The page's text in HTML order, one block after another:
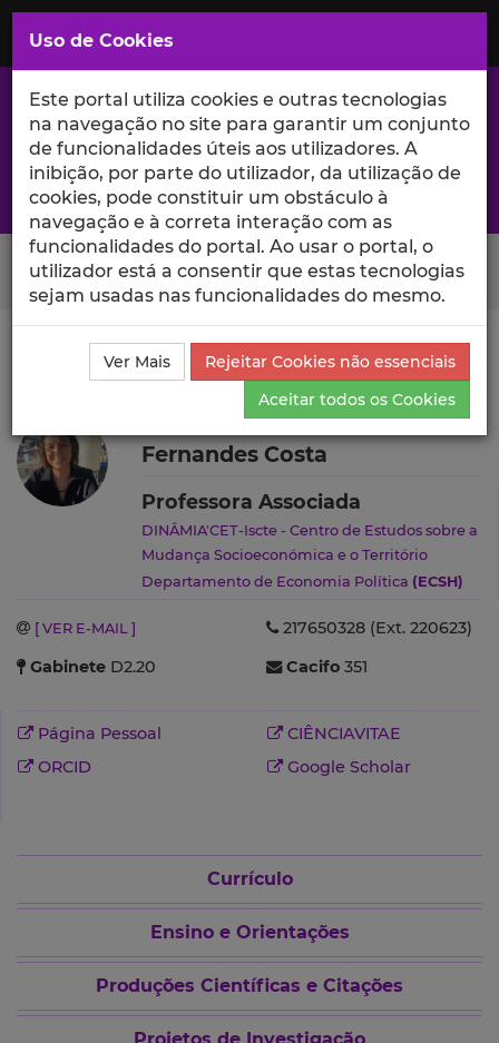
Saltar
para
Conteúdo
Principal
A excelência da investigação e ciência no Iscte
Search Button
Ciência_Iscte Autores
Ana Cristina Narciso
Fernandes Costa
Outras Atividades
Ana Cristina Narciso
Fernandes Costa
Professora Associada
DINÂMIA'CET-Iscte - Centro de Estudos sobre a
Mudança Socioeconómica e o Território
Departamento de Economia Política (ECSH)
[ VER E-MAIL ]
217650328 (Ext. 220623)
Gabinete D2.20 Cacifo 351
Página Pessoal
CIÊNCIAVITAE
ORCID
Google Scholar
Currículo
Ensino e Orientações
Produções Científicas e Citações
Uso de Cookies
Este portal utiliza cookies e outras tecnologias
na navegação no site para garantir um conjunto
de funcionalidades úteis aos utilizadores. A
inibição, por parte do utilizador, da utilização de
cookies, pode constituir um obstáculo à
navegação e à correta interação com as
funcionalidades do portal. Ao usar o portal, o
utilizador está a consentir que estas tecnologias
sejam usadas nas funcionalidades do mesmo.
Ver Mais
Rejeitar Cookies não essenciais
Aceitar todos os Cookies